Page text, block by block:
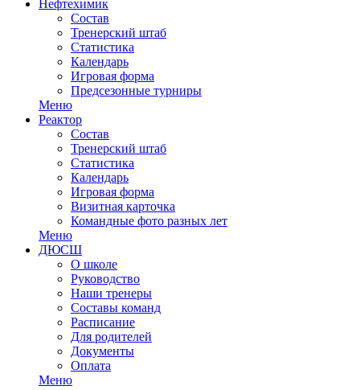
Нефтехимик
Состав
Тренерский штаб
Статистика
Календарь
Игровая форма
Предсезонные турниры
Меню
Реактор
Состав
Тренерский штаб
Статистика
Календарь
Игровая форма
Визитная карточка
Командные фото разных лет
Меню
ДЮСШ
О школе
Руководство
Наши тренеры
Составы команд
Расписание
Для родителей
Документы
Оплата
Меню